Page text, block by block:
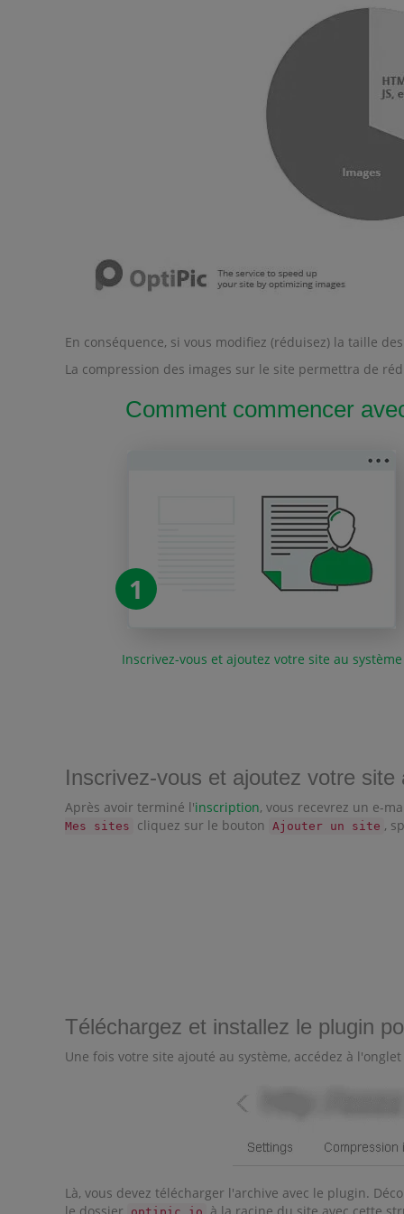
En conséquence, si vous modifiez (réduisez) la taille
La compression des images sur le site permettra de
Comment commencer
1
Inscrivez-vous et ajoutez votre site au système
Inscrivez-vous et ajoutez votre
Après avoir terminé l'inscription, vous recevrez un e-
Mes sites
cliquez sur le bouton Ajouter un site ,
Téléchargez et installez le plugin
Une fois votre site ajouté au système, accédez à l'onglet
Là, vous devez télécharger l'archive avec le plugin.